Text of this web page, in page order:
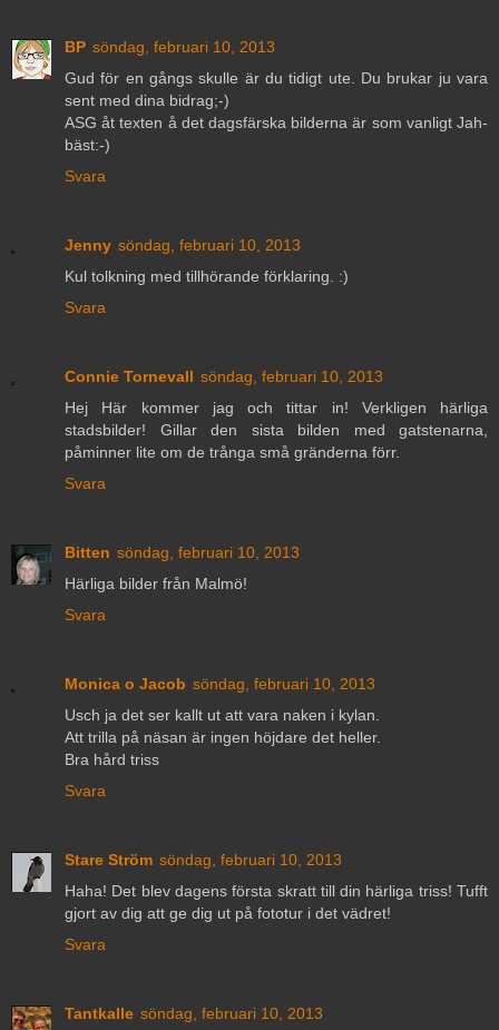
BP söndag, februari 10, 2013
Gud för en gångs skulle är du tidigt ute. Du brukar ju vara
sent med dina bidrag;-)
ASG åt texten å det dagsfärska bilderna är som vanligt Jah-
bäst:-)
Svara
Jenny söndag, februari 10, 2013
Kul tolkning med tillhörande förklaring. :)
Svara
Connie Tornevall söndag, februari 10, 2013
Hej Här kommer jag och tittar in! Verkligen härliga
stadsbilder! Gillar den sista bilden med gatstenarna,
påminner lite om de trånga små gränderna förr.
Svara
Bitten söndag, februari 10, 2013
Härliga bilder från Malmö!
Svara
Monica o Jacob söndag, februari 10, 2013
Usch ja det ser kallt ut att vara naken i kylan.
Att trilla på näsan är ingen höjdare det heller.
Bra hård triss
Svara
Stare Ström söndag, februari 10, 2013
Haha! Det blev dagens första skratt till din härliga triss! Tufft
gjort av dig att ge dig ut på fototur i det vädret!
Svara
Tantkalle söndag, februari 10, 2013